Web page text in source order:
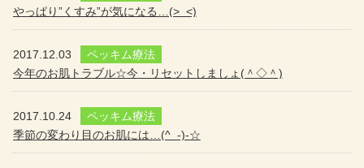
やっぱり”くすみ”が気になる…(>_<)
2017.12.03
ペッキム療法
今年のお肌トラブル☆今・リセットしましょ(＾◇＾)
2017.10.24
ペッキム療法
季節の変わり目のお肌には…(^_-)-☆